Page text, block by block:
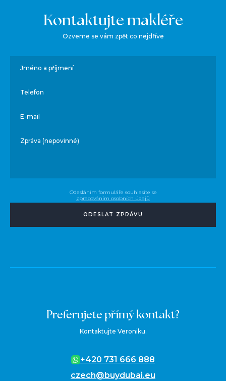
Kontaktujte makléře
Ozveme se vám zpět co nejdříve
Jméno a příjmení
Telefon
E-mail
Zpráva (nepovinné)
Odesláním formuláře souhlasíte se
zpracováním osobních údajů
ODESLAT ZPRÁVU
Preferujete přímý kontakt?
Kontaktujte Veroniku.
+420 731 666 888
czech@buydubai.eu